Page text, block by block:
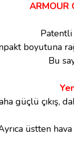
ARMOUR
Patentli
boyutuna
Bu
güçlü çıkış,
üstten